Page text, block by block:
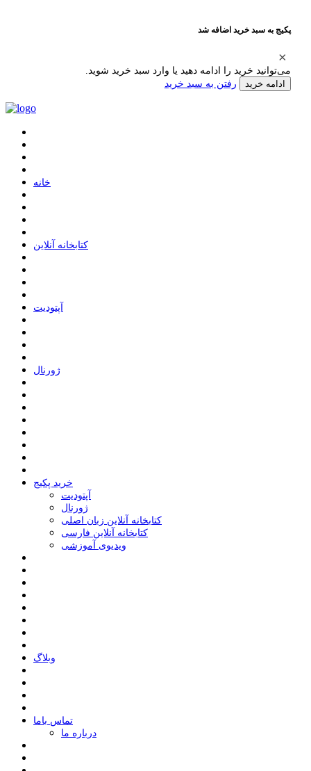
پکیج به سبد خرید اضافه شد
می‌توانید خرید را ادامه دهید یا وارد سبد خرید شوید.
ادامه خرید رفتن به سبد خرید
ﺧﺎﻧﻪ
ﮐﺘﺎﺑﺨﺎﻧﻪ ﺁﻧﻼﯾﻦ
ﺁﭘﺘﻮﺩﯾﺖ
ﮊﻭﺭﻧﺎﻝ
خرید پکیج
ﺁﭘﺘﻮﺩﯾﺖ
ﮊﻭﺭﻧﺎﻝ
کتابخانه آنلاین زبان اصلی
کتابخانه آنلاین فارسی
ویدیوی آموزشی
وبلاگ
ﺗﻤﺎﺱ ﺑﺎﻣﺎ
درباره ما